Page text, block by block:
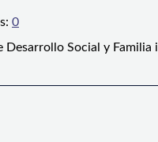
0
Desarrollo Social y